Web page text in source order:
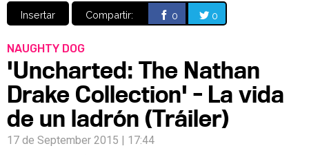
Insertar Compartir: 0 0
NAUGHTY DOG
'Uncharted: The Nathan
Drake Collection' - La vida
de un ladrón (Tráiler)
17 de September 2015 | 17:44